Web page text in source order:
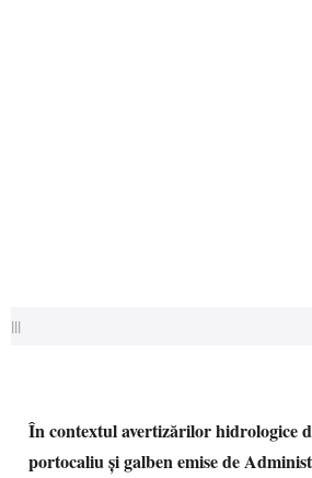
|||
În contextul avertizărilor hidrologice
portocaliu şi galben emise de